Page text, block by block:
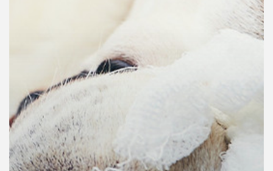
บทความ
ข่าว
และ